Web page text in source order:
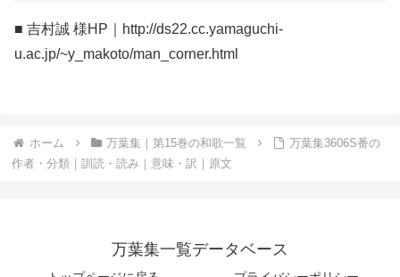
■ 吉村誠 様HP｜http://ds22.cc.yamaguchi-
u.ac.jp/~y_makoto/man_corner.html
ホーム 万葉集｜第15巻の和歌一覧
万葉集3606S番の
作者・分類｜訓読・読み｜意味・訳｜原文
万葉集一覧データベース